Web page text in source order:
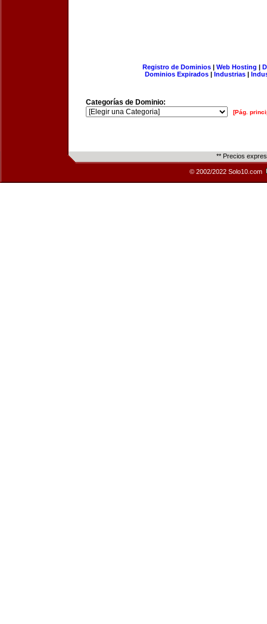
Registro de Dominios| Web Hosting |
Dominios Expirados | Industrias |
Categorías de Dominio:
[Pág.
** Precios
© 2002/2022 Solo10.com